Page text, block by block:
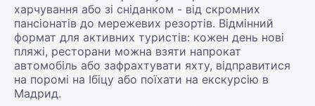
харчування або зі сніданком - від скромних
пансіонатів до мережевих резортів. Відмінний
формат для активних туристів: кожен день нові
пляжі, ресторани можна взяти напрокат
автомобіль або зафрахтувати яхту, відправитися
на поромі на Ібіцу або поїхати на екскурсію в
Мадрид.